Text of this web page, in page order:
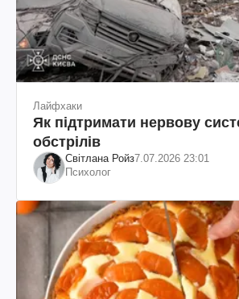
Лайфхаки
Як підтримати нервову
обстрілів
Світлана Ройз7.07.2026 23:01
Психолог